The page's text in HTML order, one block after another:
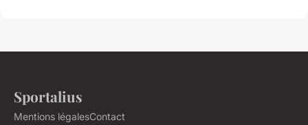
Sportalius
Mentions légalesContact